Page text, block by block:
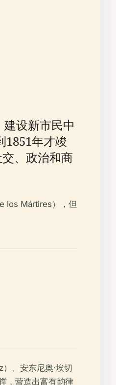
设新市民中
1851年才竣
、政治和商
los Mártires），但
、安东尼奥·埃切
，营造出富有韵律